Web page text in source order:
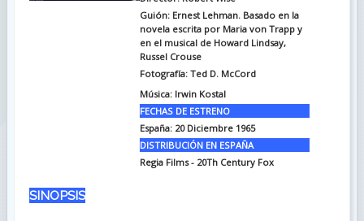
Guión: Ernest Lehman. Basado en la
novela escrita por Maria von Trapp y
en el musical de Howard Lindsay,
Russel Crouse
Fotografía: Ted D. McCord
Música: Irwin Kostal
FECHAS DE ESTRENO
España: 20 Diciembre 1965
DISTRIBUCIÓN EN ESPAÑA
Regia Films - 20Th Century Fox
SINOPSIS